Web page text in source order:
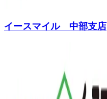
イースマイル 中部支店